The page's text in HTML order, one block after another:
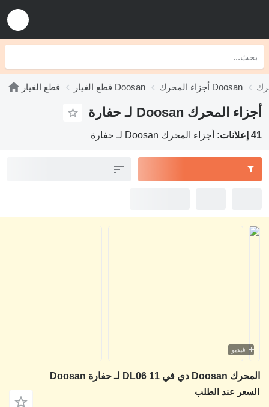
قطع الغيار قطع الغيار Doosan أجزاء المحرك Doosan
أجزاء المحرك Doosan لـ حفارة
41 إعلانات: أجزاء المحرك Doosan لـ حفارة
فيديو
المحرك Doosan دي في 11 DL06 لـ حفارة Doosan
السعر عند الطلب